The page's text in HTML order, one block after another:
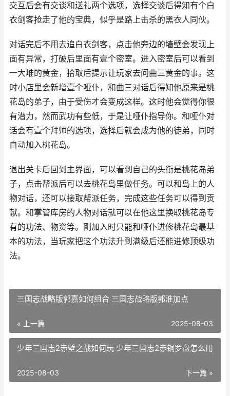
交互后会有交谈和送礼两个选项，选择交谈后得知有个白
衣剑客抢走了他的宝典，似乎是路上击杀的黑衣人同伙。
对话完后不用去追白衣剑客，点击他旁边的墙壁会发现上
面有异常，打破后里面有壹个密室。进入密室后可以看到
一大堆的黄金，拾取后提示让玩家去问曲三黄金的事。这
时小店里会新增壹个哑仆，和曲三对话后得知他原来是桃
花岛的弟子，由于受伤才会变成这样。这时他会觉得你很
有潜力，然而武功有些低，于是让哑仆指导你。和哑仆对
话会有壹个拜师的选项，选择后就会成为他的徒弟，同时
自动加入桃花岛。
退出关卡后回到主界面，可以看到自己的头衔是桃花岛弟
子，点击帮派后可以去桃花岛里做任务。可以和岛上的人
物对话，还可以接取帮派任务，完成这些任务可以得到贡
献。和掌管库房的人物对话就可以在他这里换取桃花岛专
有的功法、物资等。刚加入时只能和哑仆进修桃花岛最基
本的功法，当玩家把这个功法升到满级后还能进修顶级功
法。
三国志战略版郭嘉如何组合 三国志战略版郭淮加点
« 上一篇 2025-08-03
少年三国志2赤壁之战如何玩 少年三国志2赤铜罗盘怎么用
下一篇 »
2025-08-03